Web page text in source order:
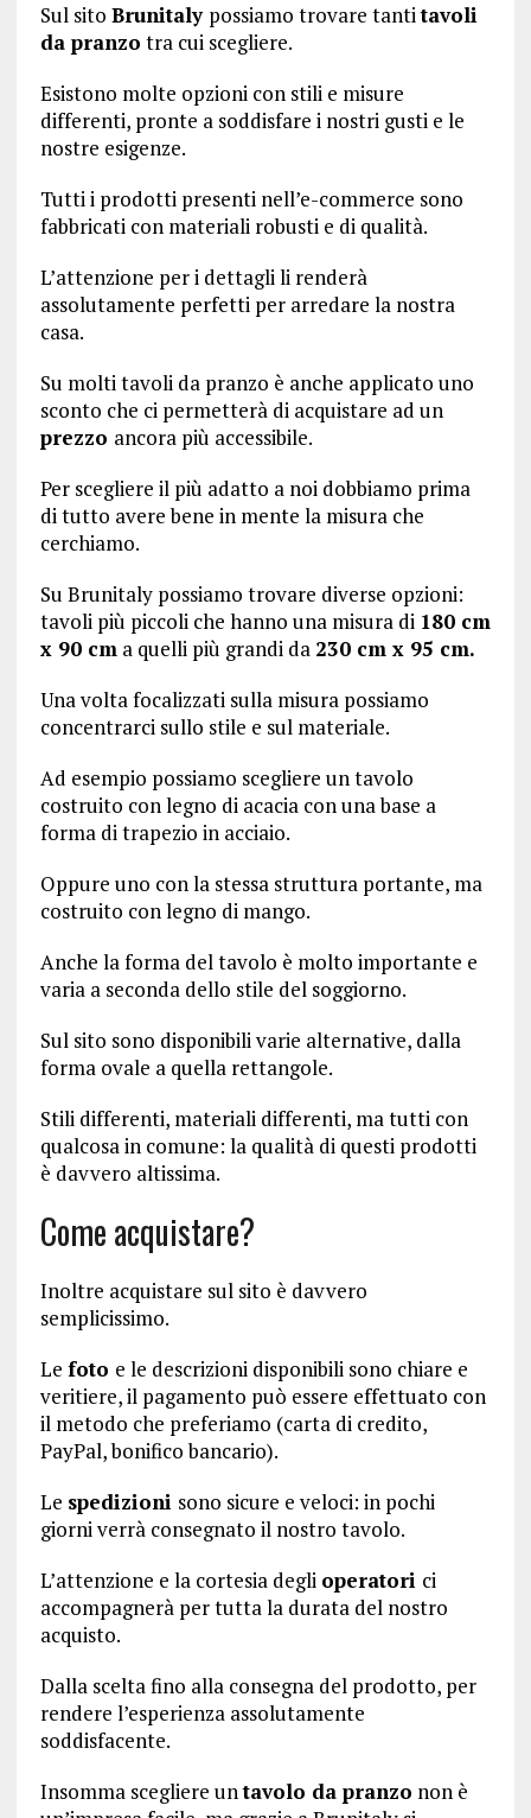
Sul sito Brunitaly possiamo trovare tantitavoli
da pranzo tra cui scegliere.
Esistono molte opzioni con stili e misure
differenti, pronte a soddisfare i nostri gusti e le
nostre esigenze.
Tutti i prodotti presenti nell’e-commerce sono
fabbricati con materiali robusti e di qualità.
L’attenzione per i dettagli li renderà
assolutamente perfetti per arredare la nostra
casa.
Su molti tavoli da pranzo è anche applicato uno
sconto che ci permetterà di acquistare ad un
prezzo ancora più accessibile.
Per scegliere il più adatto a noi dobbiamo prima
di tutto avere bene in mente la misura che
cerchiamo.
Su Brunitaly possiamo trovare diverse opzioni:
tavoli più piccoli che hanno una misura di 180 cm
x 90 cma quelli più grandi da 230 cm x 95 cm.
Una volta focalizzati sulla misura possiamo
concentrarci sullo stile e sul materiale.
Ad esempio possiamo scegliere un tavolo
costruito con legno di acacia con una base a
forma di trapezio in acciaio.
Oppure uno con la stessa struttura portante, ma
costruito con legno di mango.
Anche la forma del tavolo è molto importante e
varia a seconda dello stile del soggiorno.
Sul sito sono disponibili varie alternative, dalla
forma ovale a quella rettangole.
Stili differenti, materiali differenti, ma tutti con
qualcosa in comune: la qualità di questi prodotti
è davvero altissima.
Come acquistare?
Inoltre acquistare sul sito è davvero
semplicissimo.
Le foto e le descrizioni disponibili sono chiare e
veritiere, il pagamento può essere effettuato con
il metodo che preferiamo (carta di credito,
PayPal, bonifico bancario).
Le spedizioni sono sicure e veloci: in pochi
giorni verrà consegnato il nostro tavolo.
L’attenzione e la cortesia degli operatori ci
accompagnerà per tutta la durata del nostro
acquisto.
Dalla scelta fino alla consegna del prodotto, per
rendere l’esperienza assolutamente
soddisfacente.
Insomma scegliere untavolo da pranzo non è